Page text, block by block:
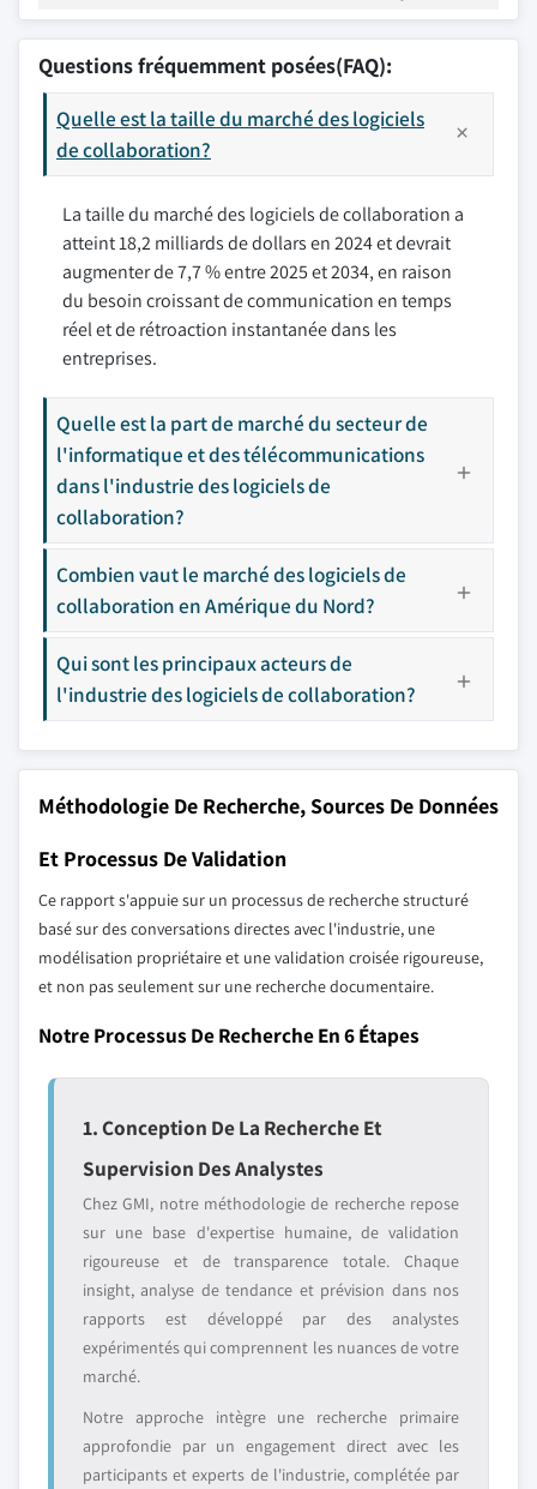
Questions fréquemment posées(FAQ):
Quelle est la taille du marché des logiciels
de collaboration?
La taille du marché des logiciels de collaboration a
atteint 18,2 milliards de dollars en 2024 et devrait
augmenter de 7,7 % entre 2025 et 2034, en raison
du besoin croissant de communication en temps
réel et de rétroaction instantanée dans les
entreprises.
Quelle est la part de marché du secteur de
l'informatique et des télécommunications
dans l'industrie des logiciels de
collaboration?
Combien vaut le marché des logiciels de
collaboration en Amérique du Nord?
Qui sont les principaux acteurs de
l'industrie des logiciels de collaboration?
Méthodologie De Recherche, Sources De Données
Et Processus De Validation
Ce rapport s'appuie sur un processus de recherche structuré
basé sur des conversations directes avec l'industrie, une
modélisation propriétaire et une validation croisée rigoureuse,
et non pas seulement sur une recherche documentaire.
Notre Processus De Recherche En 6 Étapes
1. Conception De La Recherche Et
Supervision Des Analystes
Chez GMI, notre méthodologie de recherche repose
sur une base d'expertise humaine, de validation
rigoureuse et de transparence totale. Chaque
insight, analyse de tendance et prévision dans nos
rapports est développé par des analystes
expérimentés qui comprennent les nuances de votre
marché.
Notre approche intègre une recherche primaire
approfondie par un engagement direct avec les
participants et experts de l'industrie, complétée par